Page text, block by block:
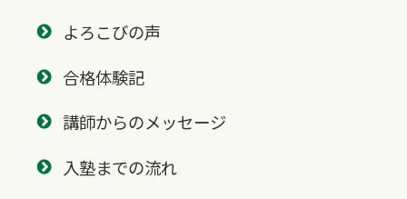
よろこびの声
合格体験記
講師からのメッセージ
入塾までの流れ